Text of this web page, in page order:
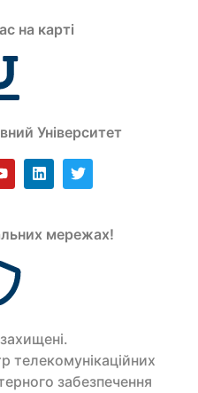
на карті
Університет
мережах!
телекомунікаційних
забезпечення